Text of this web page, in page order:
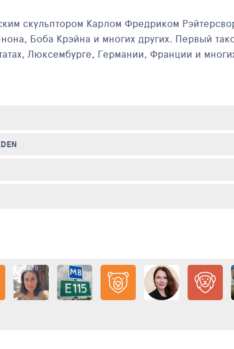
скульптором Карлом Фредриком
Боба Крэйна и многих других. Первый
Люксембурге, Германии, Франции и
копию револьвера Кольт-Питон, чьё дуло
организации, пропагандирующей